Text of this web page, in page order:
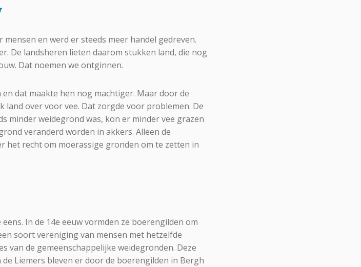
en werd er steeds meer handel gedreven.
De landsheren lieten daarom stukken land, die nog
Dat noemen we ontginnen.
dat maakte hen nog machtiger. Maar door de
over voor vee. Dat zorgde voor problemen. De
minder weidegrond was, kon er minder vee grazen
veranderd worden in akkers. Alleen de
het recht om moerassige gronden om te zetten in
In de 14e eeuw vormden ze boerengilden om
soort vereniging van mensen met hetzelfde
van de gemeenschappelijke weidegronden. Deze
Liemers bleven er door de boerengilden in Bergh